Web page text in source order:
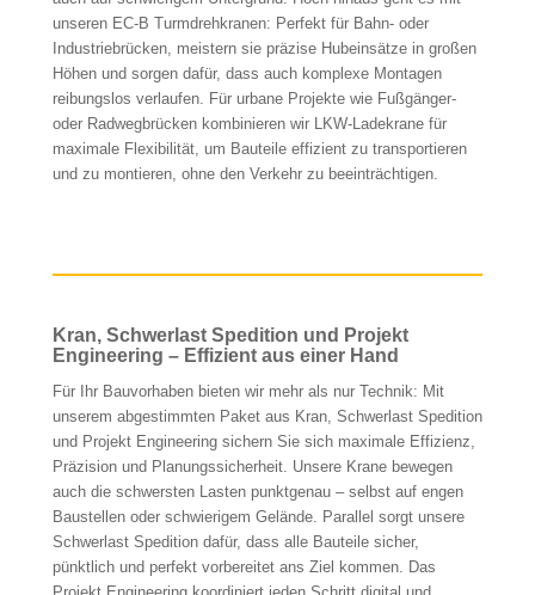
unseren EC-B Turmdrehkranen: Perfekt für Bahn- oder
Industriebrücken, meistern sie präzise Hubeinsätze in großen
Höhen und sorgen dafür, dass auch komplexe Montagen
reibungslos verlaufen. Für urbane Projekte wie Fußgänger-
oder Radwegbrücken kombinieren wir LKW-Ladekrane für
maximale Flexibilität, um Bauteile effizient zu transportieren
und zu montieren, ohne den Verkehr zu beeinträchtigen.
Kran, Schwerlast Spedition und Projekt
Engineering – Effizient aus einer Hand
Für Ihr Bauvorhaben bieten wir mehr als nur Technik: Mit
unserem abgestimmten Paket aus Kran, Schwerlast Spedition
und Projekt Engineering sichern Sie sich maximale Effizienz,
Präzision und Planungssicherheit. Unsere Krane bewegen
auch die schwersten Lasten punktgenau – selbst auf engen
Baustellen oder schwierigem Gelände. Parallel sorgt unsere
Schwerlast Spedition dafür, dass alle Bauteile sicher,
pünktlich und perfekt vorbereitet ans Ziel kommen. Das